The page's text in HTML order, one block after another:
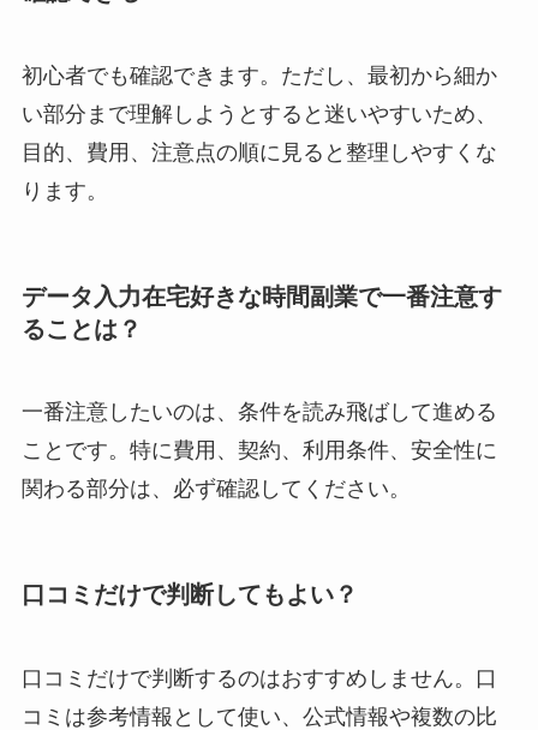
初心者でも確認できます。ただし、最初から細か
い部分まで理解しようとすると迷いやすいため、
目的、費用、注意点の順に見ると整理しやすくな
ります。
データ入力在宅好きな時間副業で一番注意す
ることは？
一番注意したいのは、条件を読み飛ばして進める
ことです。特に費用、契約、利用条件、安全性に
関わる部分は、必ず確認してください。
口コミだけで判断してもよい？
口コミだけで判断するのはおすすめしません。口
コミは参考情報として使い、公式情報や複数の比